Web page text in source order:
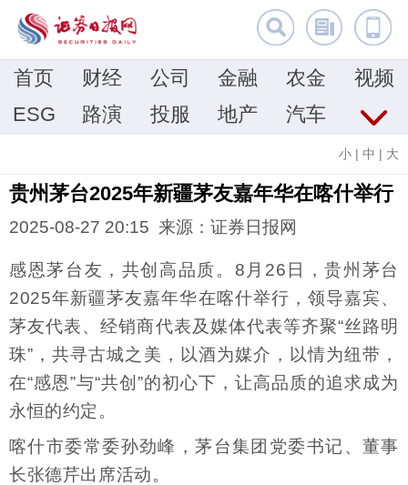
首页 财经 公司 金融 农金
视频
ESG
路演 投服 地产 汽车
小 | 中 | 大
贵州茅台2025年新疆茅友嘉年华在喀什举行
2025-08-27 20:15 来源：证券日报网
感恩茅台友，共创高品质。8月26日，贵州茅台
2025年新疆茅友嘉年华在喀什举行，领导嘉宾、
茅友代表、经销商代表及媒体代表等齐聚“丝路明
珠”，共寻古城之美，以酒为媒介，以情为纽带，
在“感恩”与“共创”的初心下，让高品质的追求成为
永恒的约定。
喀什市委常委孙劲峰，茅台集团党委书记、董事
长张德芹出席活动。